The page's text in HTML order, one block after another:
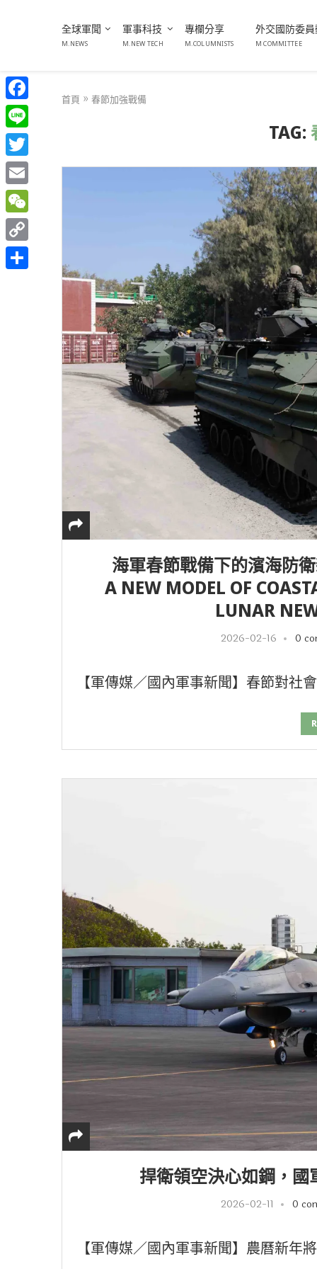
全球軍聞
M.NEWS
軍事科技
M.NEW TECH
專欄分享
M.COLUMNISTS
外交國防委
M COMMITTEE
首頁 » 春節加強戰備
TAG:
海軍春節戰備下的濱海防
A NEW MODEL OF
LUNAR
2026-02-16 0
【軍傳媒／國內軍事新聞】春節對
捍衛領空決心如鋼，
2026-02-11 0
【軍傳媒／國內軍事新聞】農曆新
Facebook
Line
Twitter
Email
WeChat
Copy
Link